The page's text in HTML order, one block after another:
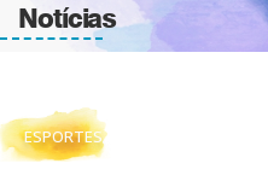
Notícias
ESPORTES